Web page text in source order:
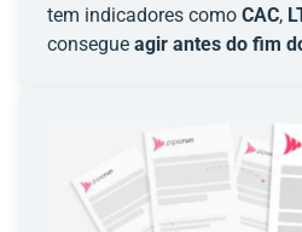
tem indicadores como CAC,
consegue agir antes do fim